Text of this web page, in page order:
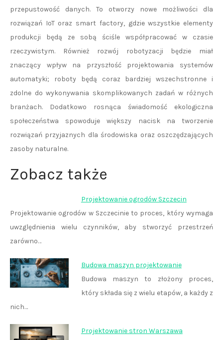
przepustowość danych. To otworzy nowe możliwości dla
rozwiązań IoT oraz smart factory, gdzie wszystkie elementy
produkcji będą ze sobą ściśle współpracować w czasie
rzeczywistym. Również rozwój robotyzacji będzie miał
znaczący wpływ na przyszłość projektowania systemów
automatyki; roboty będą coraz bardziej wszechstronne i
zdolne do wykonywania skomplikowanych zadań w różnych
branżach. Dodatkowo rosnąca świadomość ekologiczna
społeczeństwa spowoduje większy nacisk na tworzenie
rozwiązań przyjaznych dla środowiska oraz oszczędzających
zasoby naturalne.
Zobacz także
Projektowanie ogrodów Szczecin
Projektowanie ogrodów w Szczecinie to proces, który wymaga
uwzględnienia wielu czynników, aby stworzyć przestrzeń
zarówno…
Budowa maszyn projektowanie
Budowa maszyn to złożony proces,
który składa się z wielu etapów, a każdy z
nich…
Projektowanie stron Warszawa